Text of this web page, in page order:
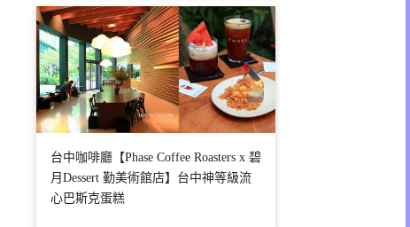
台中咖啡廳【Phase Coffee Roasters x 碧
月Dessert 勤美術館店】台中神等級流
心巴斯克蛋糕